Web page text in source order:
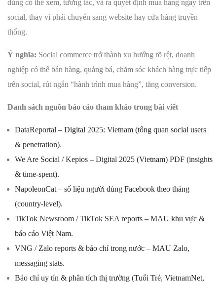
dùng có thể xem, tương tác, và ra quyết định mua hàng ngay trên
social, thay vì phải chuyển sang website hay cửa hàng truyền
thống.
Ý nghĩa: Social commerce trở thành xu hướng rõ rệt, doanh
nghiệp có thể bán hàng, quảng bá, chăm sóc khách hàng trực tiếp
trên social, rút ngắn “hành trình mua hàng”, tăng conversion.
Danh sách nguồn báo cáo tham khảo trong bài viết
DataReportal – Digital 2025: Vietnam (tổng quan social users
& penetration).
We Are Social / Kepios – Digital 2025 (Vietnam) PDF (insights
& time-spent).
NapoleonCat – số liệu người dùng Facebook theo tháng
(country-level).
TikTok Newsroom / TikTok SEA reports – MAU khu vực &
báo cáo Việt Nam.
VNG / Zalo reports & báo chí trong nước – MAU Zalo,
messaging stats.
Báo chí uy tín & phân tích thị trường (Tuổi Trẻ, VietnamNet,